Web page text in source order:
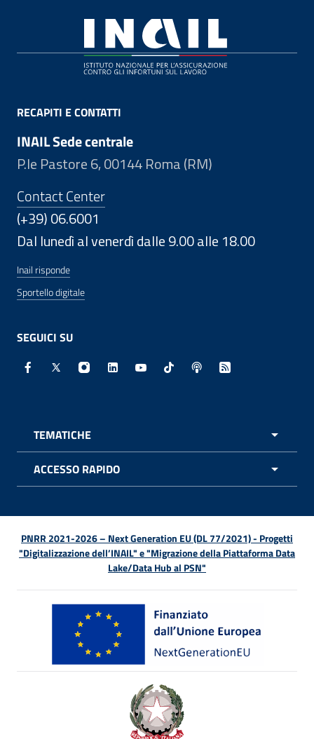
RECAPITI E CONTATTI
INAIL Sede centrale
P.le Pastore 6, 00144 Roma (RM)
Contact Center
(+39) 06.6001
Dal lunedì al venerdì dalle 9.00 alle 18.00
Inail risponde
Sportello digitale
SEGUICI SU
Facebook - Sito esterno - Apertura in nuova finestra
X - Sito esterno - Apertura in nuova finestra
Instagram - Sito esterno - Apertura in
Linkedin - Sito esterno - Apertura in
Youtube - Sito esterno -
TikTok - Sito esterno -
Spreaker - Sito
Feed RSS -
TEMATICHE
ACCESSO RAPIDO
PNRR 2021-2026 – Next Generation EU (DL 77/2021) - Progetti
"Digitalizzazione dell’INAIL" e "Migrazione della Piattaforma Data
Lake/Data Hub al PSN"